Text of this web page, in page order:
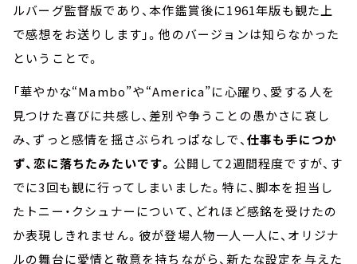
ルバーグ監督版であり、本作鑑賞後に1961年版も観た上
で感想をお送りします」。他のバージョンは知らなかった
ということで。
「華やかな“Mambo”や“America”に心躍り、愛する人を
見つけた喜びに共感し、差別や争うことの愚かさに哀し
み、ずっと感情を揺さぶられっぱなしで、仕事も手につか
ず、恋に落ちたみたいです。 公開して2週間程度ですが、す
でに3回も観に行ってしまいました。特に、脚本を担当し
たトニー・クシュナーについて、どれほど感銘を受けたの
か表現しきれません。彼が登場人物一人一人に、オリジナ
ルの舞台に愛情と敬意を持ちながら、新たな設定を与えた